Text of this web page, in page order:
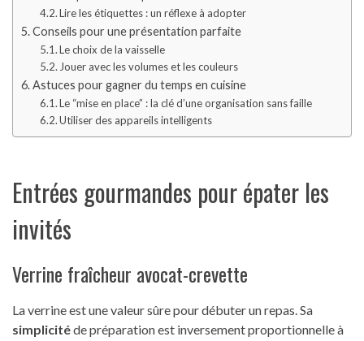
Lire les étiquettes : un réflexe à adopter
Conseils pour une présentation parfaite
Le choix de la vaisselle
Jouer avec les volumes et les couleurs
Astuces pour gagner du temps en cuisine
Le “mise en place” : la clé d’une organisation sans faille
Utiliser des appareils intelligents
Entrées gourmandes pour épater les
invités
Verrine fraîcheur avocat-crevette
La verrine est une valeur sûre pour débuter un repas. Sa
simplicitéde préparation est inversement proportionnelle à